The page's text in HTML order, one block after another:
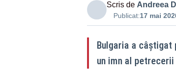
Scris de Andreea
Publicat:17 mai
Bulgaria a câștigat
un imn al